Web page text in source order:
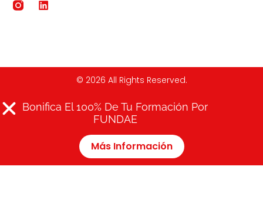
© 2026 All Rights Reserved.
Bonifica El 100% De Tu Formación Por
FUNDAE
Más Información
Català( Catalán) English(Inglés)